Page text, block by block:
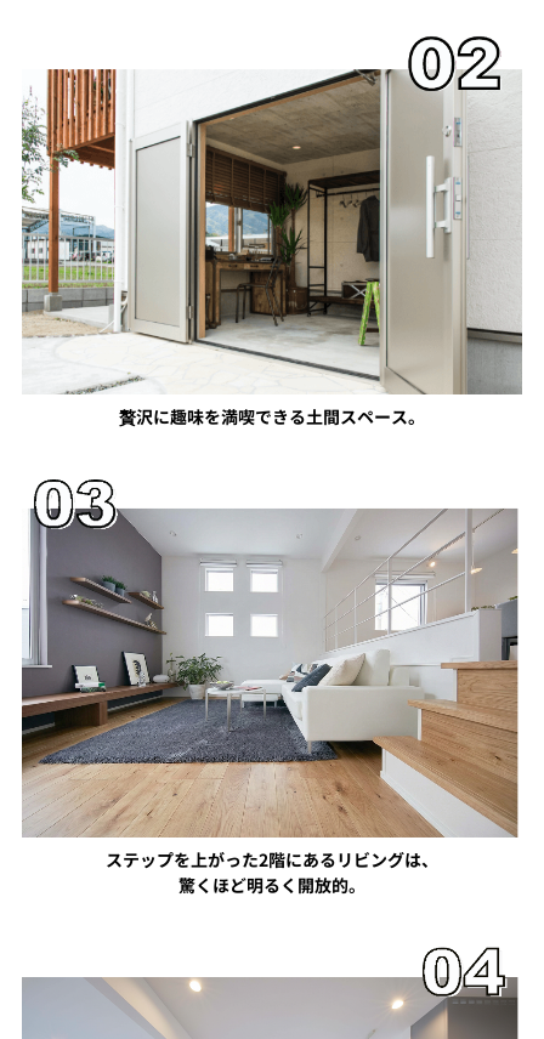
贅沢に趣味を満喫できる土間スペース。
ステップを上がった2階にあるリビングは、
驚くほど明るく開放的。